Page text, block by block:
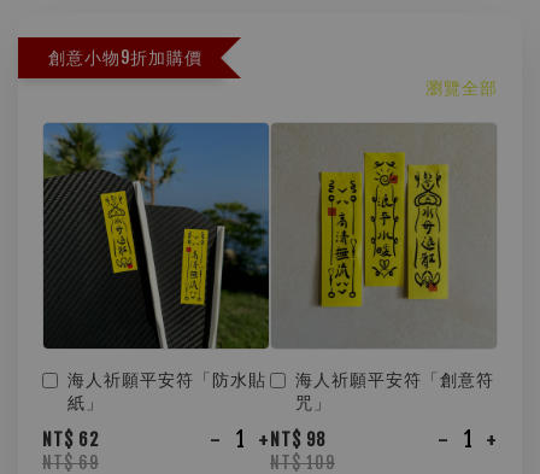
創意小物9折加購價
瀏覽全部
海人祈願平安符「防水貼
紙」
NT$ 62
NT$ 69
- +
海人祈願平安符「創意符
咒」
NT$ 98
NT$ 109
- +